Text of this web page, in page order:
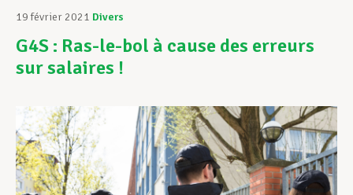
Vos droits
Assistance en vie privée
Développement professionnel
19 février 2021 Divers
G4S : Ras-le-bol à cause des erreurs
sur salaires !